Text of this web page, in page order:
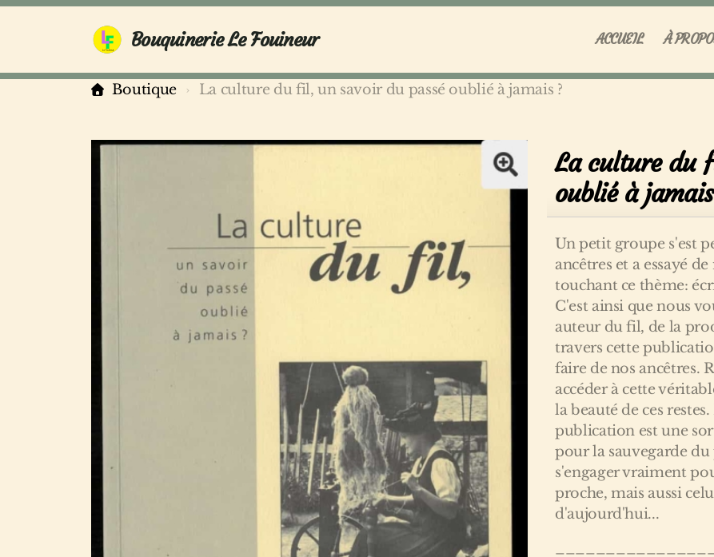
Bouquinerie Le Fouineur ACCUEIL À
Boutique La culture du fil, un savoir du passé oublié à jamais ?
La culture du
oublié à
Un petit groupe s'est
ancêtres et a essayé
touchant ce thème:
C'est ainsi que nous
auteur du fil, de la
travers cette
faire de nos ancêtres.
accéder à cette
la beauté de ces
publication est une
pour la sauvegarde
s'engager vraiment
proche, mais aussi
d'aujourd'hui...